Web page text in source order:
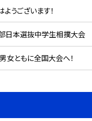
うございます！
日本選抜中学生相撲大会
女ともに全国大会へ！